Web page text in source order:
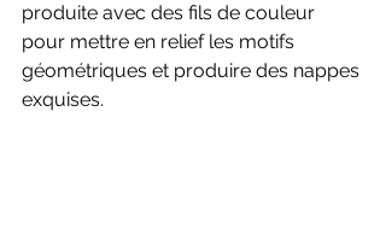
produite avec des fils de couleur
pour mettre en relief les motifs
géométriques et produire des nappes
exquises.